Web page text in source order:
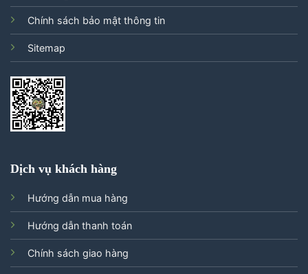
Chính sách bảo mật thông tin
Sitemap
Dịch vụ khách hàng
Hướng dẫn mua hàng
Hướng dẫn thanh toán
Chính sách giao hàng